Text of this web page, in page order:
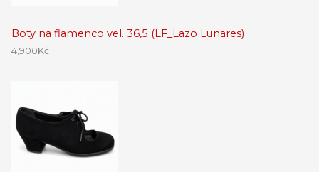
Boty na flamenco vel. 36,5 (LF_Lazo Lunares)
4,900Kč